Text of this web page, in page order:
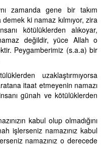
zamanda gene bir takım
ki namaz kılmıyor, zira
kötülüklerden alıkoyar,
değildir, yüce Allah o
Peygamberimiz (s.a.a) bir
uzaklaştırmıyorsa
itaat etmeyenin namazı
günah ve kötülüklerden
kabul olup olmadığını
işlerseniz namazınız kabul
namazınız o derecede